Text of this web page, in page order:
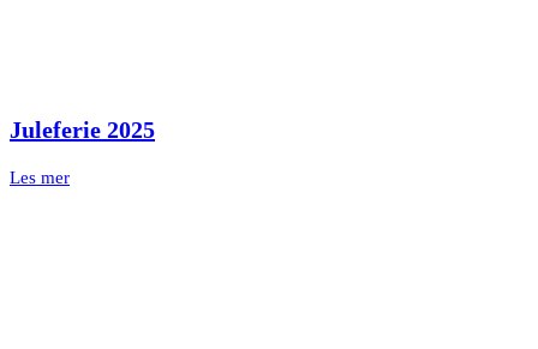
Juleferie 2025
Les mer